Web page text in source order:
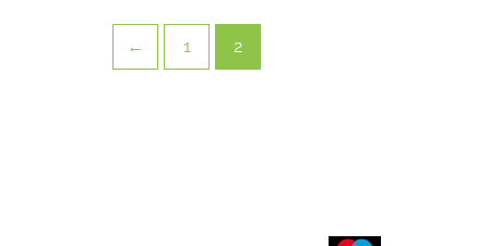
← 1 2